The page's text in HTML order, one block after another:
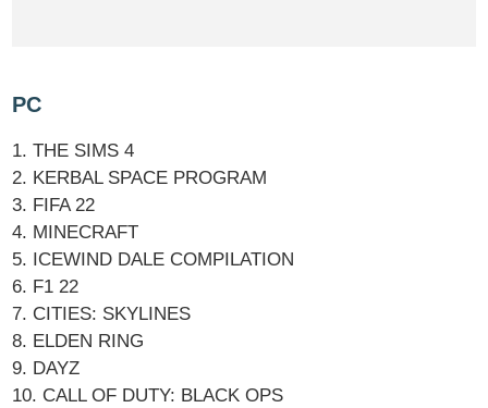
PC
1. THE SIMS 4
2. KERBAL SPACE PROGRAM
3. FIFA 22
4. MINECRAFT
5. ICEWIND DALE COMPILATION
6. F1 22
7. CITIES: SKYLINES
8. ELDEN RING
9. DAYZ
10. CALL OF DUTY: BLACK OPS